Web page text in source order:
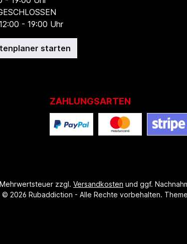
- 19:00 Uhr
starten
ZAHLUNGSARTEN
zzgl. Versandkosten und ggf.
© 2026 Rubaddiction - Alle Rechte vorbehalten.